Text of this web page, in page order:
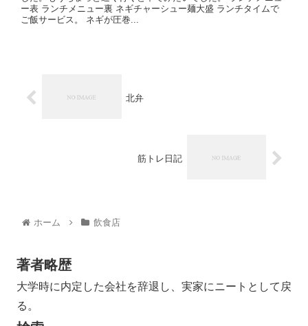
ー表 ランチメニュー裏 ネギチャーシュー麺大盛 ランチタイムで
ご飯サービス。 ネギが圧巻...
北弁
筋トレ日記
ホーム 飲食店
著者略歴
大学時に内定した会社を辞退し、実家にニートとして戻
る。